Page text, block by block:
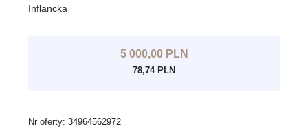
Inflancka
5 000,00 PLN
78,74 PLN
Nr oferty: 34964562972